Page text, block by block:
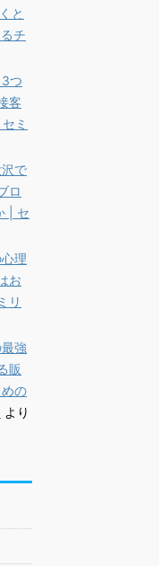
と
チ
つ
客
ミ
で
ロ
| セ
理
お
リ
強
販
の
より